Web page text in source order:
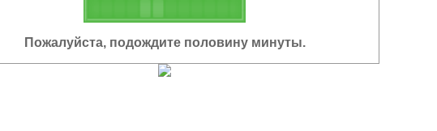
Пожалуйста, подождите половину минуты.